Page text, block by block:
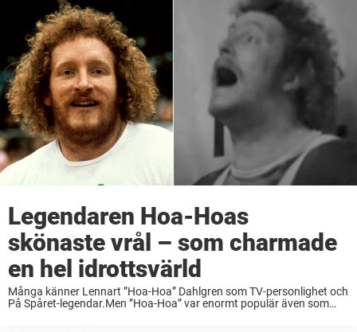
Legendaren Hoa-Hoas
skönaste vrål – som charmade
en hel idrottsvärld
Många känner Lennart ”Hoa-Hoa” Dahlgren som TV-personlighet och
På Spåret-legendar.Men ”Hoa-Hoa” var enormt populär även som